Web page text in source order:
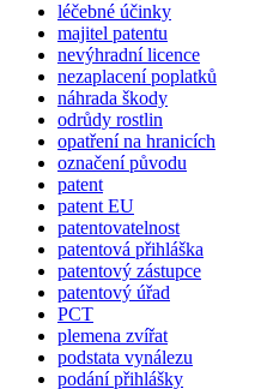
léčebné účinky
majitel patentu
nevýhradní licence
nezaplacení poplatků
náhrada škody
odrůdy rostlin
opatření na hranicích
označení původu
patent
patent EU
patentovatelnost
patentová přihláška
patentový zástupce
patentový úřad
PCT
plemena zvířat
podstata vynálezu
podání přihlášky